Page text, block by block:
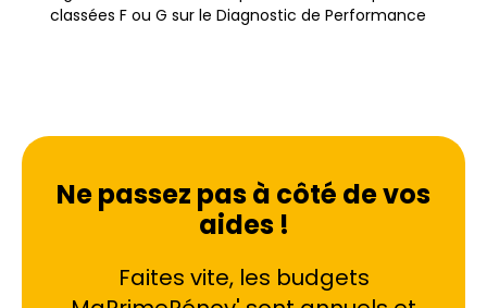
classées F ou G sur le Diagnostic de Performance
L'objectif principal de ces travaux est de réduire
drastiquement la consommation d'énergie tout
en valorisant le patrimoine local, qu'il s'agisse de
bourgeoises en schiste à Robien. Une isolation
performante permet de lutter contre l'air salin et
Ne passez pas à côté de vos
aides !
Faites vite, les budgets